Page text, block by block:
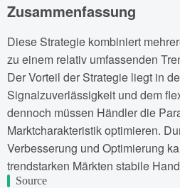
Zusammenfassung
Diese Strategie kombiniert
zu einem relativ umfassenden
Der Vorteil der Strategie liegt in
Signalzuverlässigkeit und dem
dennoch müssen Händler die
Marktcharakteristik optimieren.
Verbesserung und Optimierung
trendstarken Märkten stabile
Source